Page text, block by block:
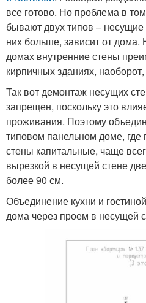
все готово. Но проблема в
бывают двух типов –
них больше, зависит от
домах внутренние стены
кирпичных зданиях,
Так вот демонтаж несущих
запрещен, поскольку это
проживания. Поэтому
типовом панельном доме, где
стены капитальные, чаще
вырезкой в несущей стене
более 90 см.
Объединение кухни и
дома через проем в несущей